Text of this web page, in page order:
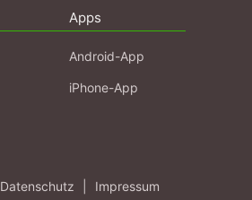
Apps
Android-App
iPhone-App
Datenschutz Impressum